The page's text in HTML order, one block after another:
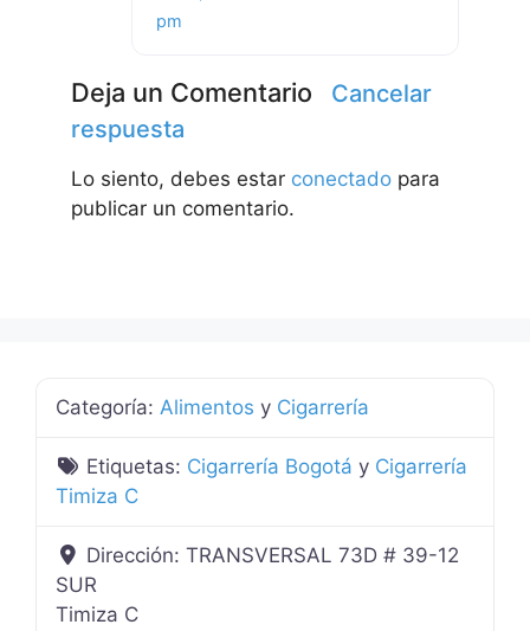
pm
Deja un Comentario
Cancelar
respuesta
Lo siento, debes estar conectado para
publicar un comentario.
Categoría: Alimentos y Cigarrería
Etiquetas: Cigarrería Bogotá y Cigarrería
Timiza C
Dirección:TRANSVERSAL 73D # 39-12
SUR
Timiza C